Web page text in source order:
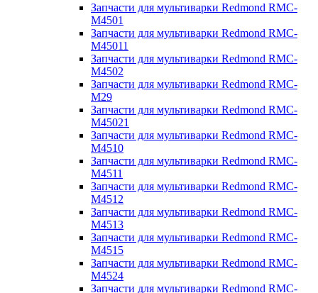
Запчасти для мультиварки Redmond RMC-
M4501
Запчасти для мультиварки Redmond RMC-
M45011
Запчасти для мультиварки Redmond RMC-
M4502
Запчасти для мультиварки Redmond RMC-
M29
Запчасти для мультиварки Redmond RMC-
M45021
Запчасти для мультиварки Redmond RMC-
M4510
Запчасти для мультиварки Redmond RMC-
M4511
Запчасти для мультиварки Redmond RMC-
M4512
Запчасти для мультиварки Redmond RMC-
M4513
Запчасти для мультиварки Redmond RMC-
M4515
Запчасти для мультиварки Redmond RMC-
M4524
Запчасти для мультиварки Redmond RMC-